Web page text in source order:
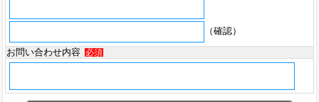
（確認）
お問い合わせ内容
必須